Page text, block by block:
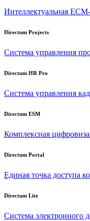
Интеллектуальная
Directum Projects
Система управления
Directum HR Pro
Система управления
Directum ESM
Комплексная
Directum Portal
Единая точка доступа
Directum Lite
Система электронного